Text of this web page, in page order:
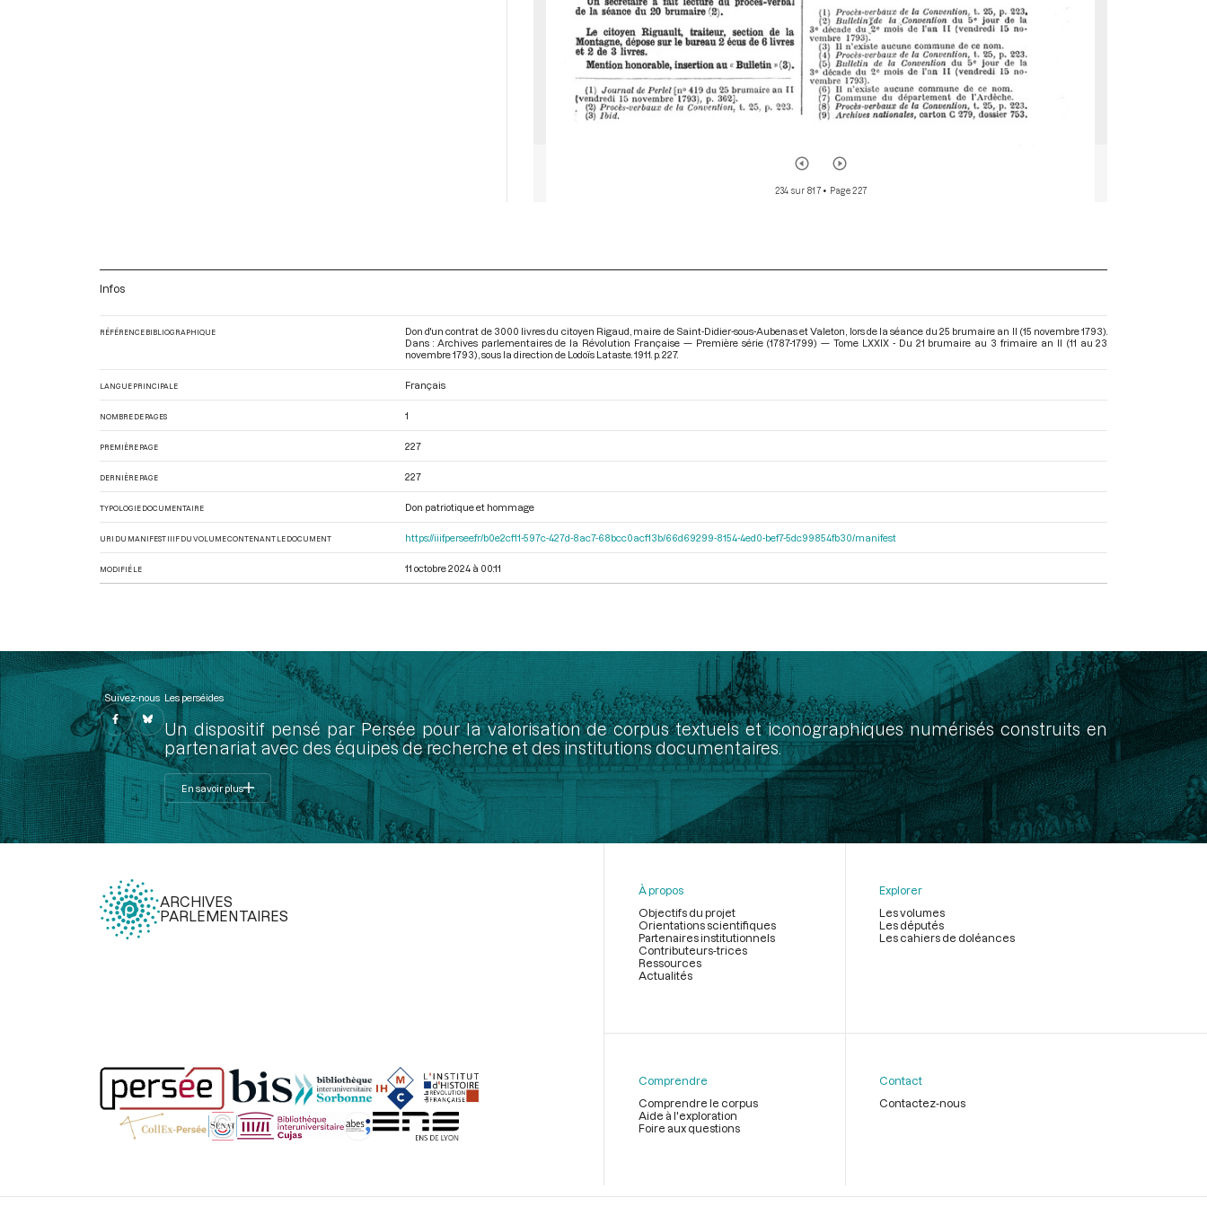
234 sur 817• Page 227
Infos
RÉFÉRENCE BIBLIOGRAPHIQUE
Don d'un contrat de 3000 livres du citoyen Rigaud, maire de Saint-Didier-sous-Aubenas et Valeton, lors de la séance du 25 brumaire an II (15 novembre 1793).
Dans : Archives parlementaires de la Révolution Française — Première série (1787-1799) — Tome LXXIX - Du 21 brumaire au 3 frimaire an II (11 au 23
novembre 1793) , sous la direction de Lodoïs Lataste. 1911. p. 227.
LANGUE PRINCIPALE Français
NOMBRE DE PAGES 1
PREMIÈRE PAGE 227
DERNIÈRE PAGE 227
TYPOLOGIE DOCUMENTAIRE Don patriotique et hommage
URI DU MANIFEST IIIF DU VOLUME CONTENANT LE DOCUMENT https://iiif.persee.fr/b0e2cf11-597c-427d-8ac7-68bcc0acf13b/66d69299-8154-4ed0-bef7-5dc99854fb30/manifest
MODIFIÉ LE 11 octobre 2024 à 00:11
Suivez-nous Les perséides
Un dispositif pensé par Persée pour la valorisation de corpus textuels et iconographiques numérisés construits en
partenariat avec des équipes de recherche et des institutions documentaires.
En savoir plus
ARCHIVES
PARLEMENTAIRES
page
À propos
Objectifs du projet
Orientations scientifiques
Partenaires institutionnels
Contributeurs-trices
Ressources
Actualités
Explorer
Les volumes
Les députés
Les cahiers de doléances
Comprendre
Comprendre le corpus
Aide à l'exploration
Foire aux questions
Contact
Contactez-nous
Légal